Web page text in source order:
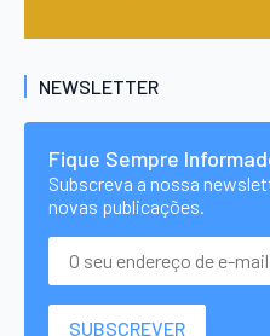
NEWSLETTER
Fique Sempre
Subscreva a nossa
novas publicações.